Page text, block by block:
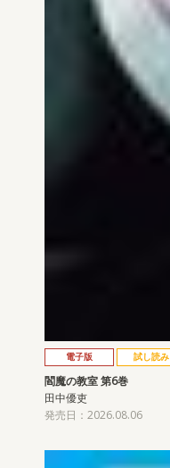
電子版 試し読み
閻魔の教室 第6巻
田中優吏
発売日：2026.08.06